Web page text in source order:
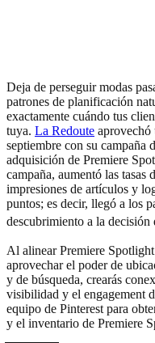
Deja de perseguir modas
patrones de planificación
exactamente cuándo tus
tuya. La Redoute aprovechó
septiembre con su campaña
adquisición de Premiere
campaña, aumentó las tasas
impresiones de artículos y
puntos; es decir, llegó a los
descubrimiento a la decisión
Al alinear Premiere
aprovechar el poder de
y de búsqueda, crearás
visibilidad y el engagement
equipo de Pinterest para
y el inventario de Premiere